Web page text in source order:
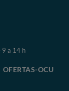
9 a 14 h
OFERTAS-OCU